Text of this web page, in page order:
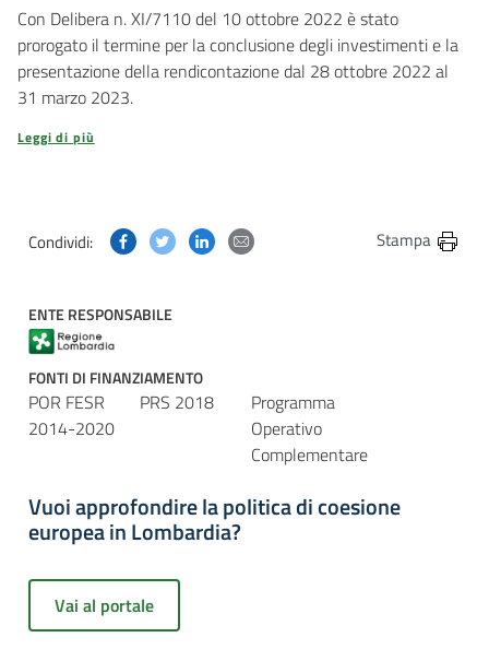
Con Delibera n. XI/7110 del 10 ottobre 2022 è stato
prorogato il termine per la conclusione degli investimenti e la
presentazione della rendicontazione dal 28 ottobre 2022 al
31 marzo 2023.
Leggi di più
Condividi: Condividi questa pagina su Facebook
Condividi questa pagina su Twitter
Condividi questa pagina su Linkedin
Condividi questa pagina via
Stampa
ENTE RESPONSABILE
FONTI DI FINANZIAMENTO
POR FESR
2014-2020
PRS 2018
Programma
Operativo
Complementare
Vuoi approfondire la politica di coesione
europea in Lombardia?
Vai al portale